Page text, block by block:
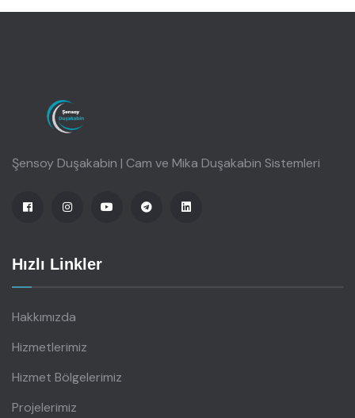
Şensoy Duşakabin | Cam ve Mika Duşakabin Sistemleri
Hızlı Linkler
Hakkımızda
Hizmetlerimiz
Hizmet Bölgelerimiz
Projelerimiz